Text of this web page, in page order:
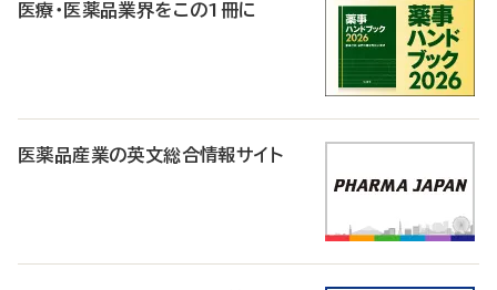
医療・医薬品業界をこの1冊に
医薬品産業の英文総合情報サイト